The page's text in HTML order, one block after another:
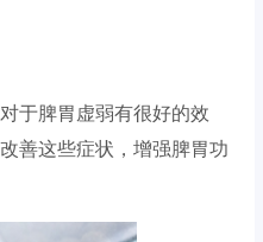
于脾胃虚弱有很好的效
善这些症状，增强脾胃功